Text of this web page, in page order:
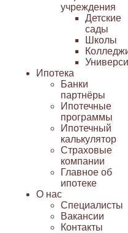
учреждения
Детские
сады
Школы
Ипотека
Банки
партнёры
Ипотечные
программы
Ипотечный
калькулятор
Страховые
компании
Главное об
ипотеке
О нас
Специалисты
Вакансии
Контакты